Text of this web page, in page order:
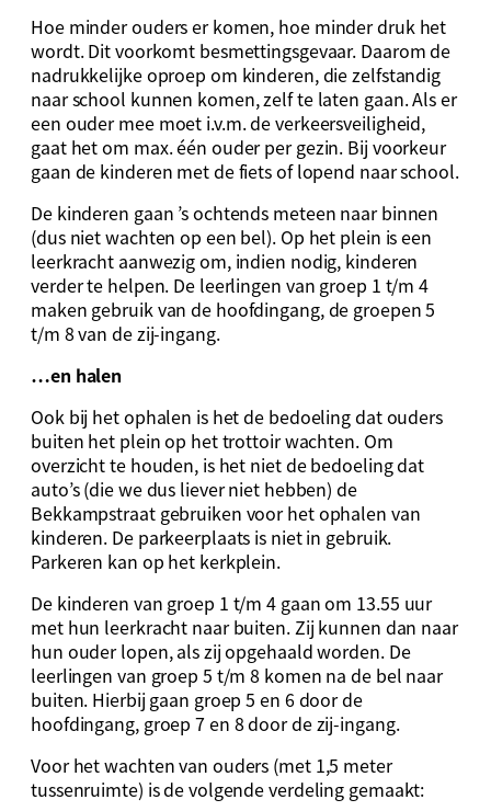
Hoe minder ouders er komen, hoe minder druk het
wordt. Dit voorkomt besmettingsgevaar. Daarom de
nadrukkelijke oproep om kinderen, die zelfstandig
naar school kunnen komen, zelf te laten gaan. Als er
een ouder mee moet i.v.m. de verkeersveiligheid,
gaat het om max. één ouder per gezin. Bij voorkeur
gaan de kinderen met de fiets of lopend naar school.
De kinderen gaan ’s ochtends meteen naar binnen
(dus niet wachten op een bel). Op het plein is een
leerkracht aanwezig om, indien nodig, kinderen
verder te helpen. De leerlingen van groep 1 t/m 4
maken gebruik van de hoofdingang, de groepen 5
t/m 8 van de zij-ingang.
…en halen
Ook bij het ophalen is het de bedoeling dat ouders
buiten het plein op het trottoir wachten. Om
overzicht te houden, is het niet de bedoeling dat
auto’s (die we dus liever niet hebben) de
Bekkampstraat gebruiken voor het ophalen van
kinderen. De parkeerplaats is niet in gebruik.
Parkeren kan op het kerkplein.
De kinderen van groep 1 t/m 4 gaan om 13.55 uur
met hun leerkracht naar buiten. Zij kunnen dan naar
hun ouder lopen, als zij opgehaald worden. De
leerlingen van groep 5 t/m 8 komen na de bel naar
buiten. Hierbij gaan groep 5 en 6 door de
hoofdingang, groep 7 en 8 door de zij-ingang.
Voor het wachten van ouders (met 1,5 meter
tussenruimte) is de volgende verdeling gemaakt: